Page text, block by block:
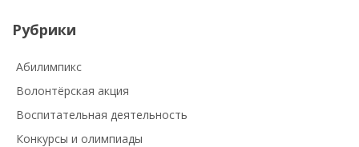
Рубрики
Абилимпикс
Волонтёрская акция
Воспитательная деятельность
Конкурсы и олимпиады